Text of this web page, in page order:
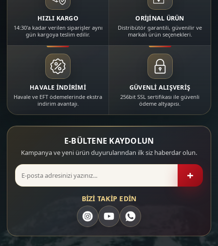
HIZLI KARGO
14:30'a kadar verilen siparişler aynı
gün kargoya teslim edilir.
ORİJİNAL ÜRÜN
Distribütör garantili, güvenilir ve
markalı ürün seçenekleri.
HAVALE İNDİRİMİ
Havale ve EFT ödemelerinde ekstra
indirim avantajı.
GÜVENLİ ALIŞVERİŞ
256bit SSL sertifikası ile güvenli
ödeme altyapısı.
E-BÜLTENE KAYDOLUN
Kampanya ve yeni ürün duyurularından ilk siz haberdar olun.
+
BİZİ TAKİP EDİN